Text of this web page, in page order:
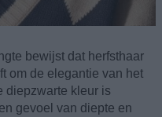
bewijst dat herfsthaar
om de elegantie van het
diepzwarte kleur is
gevoel van diepte en